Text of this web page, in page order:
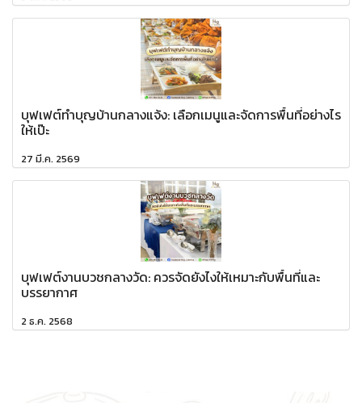
บุฟเฟต์ทำบุญบ้านกลางแจ้ง: เลือกเมนูและจัดการพื้นที่อย่างไร
ให้เป๊ะ
27 มี.ค. 2569
บุฟเฟต์งานบวชกลางวัด: ควรจัดยังไงให้เหมาะกับพื้นที่และ
บรรยากาศ
2 ธ.ค. 2568